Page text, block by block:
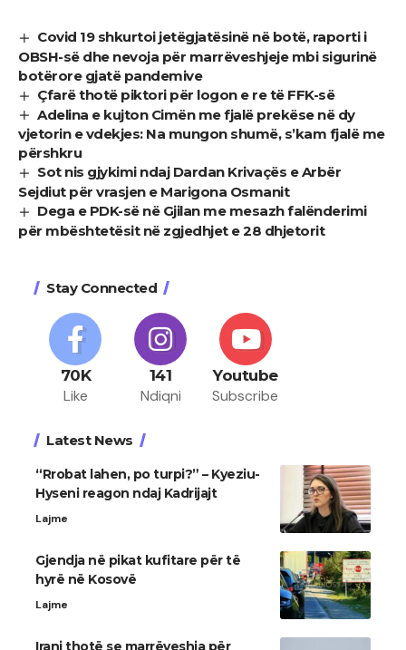
Covid 19 shkurtoi jetëgjatësinë në botë, raporti i
OBSH-së dhe nevoja për marrëveshjeje mbi sigurinë
botërore gjatë pandemive
Çfarë thotë piktori për logon e re të FFK-së
Adelina e kujton Cimën me fjalë prekëse në dy
vjetorin e vdekjes: Na mungon shumë, s’kam fjalë me
përshkru
Sot nis gjykimi ndaj Dardan Krivaçës e Arbër
Sejdiut për vrasjen e Marigona Osmanit
Dega e PDK-së në Gjilan me mesazh falënderimi
për mbështetësit në zgjedhjet e 28 dhjetorit
Stay Connected
70K
Like
141
Ndiqni
Youtube
Subscribe
Latest News
“Rrobat lahen, po turpi?” – Kyeziu-
Hyseni reagon ndaj Kadrijajt
Lajme
Gjendja në pikat kufitare për të
hyrë në Kosovë
Lajme